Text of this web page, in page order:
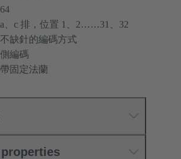
64
a、c 排，位置 1、2……31、32
不缺針的編碼方式
側編碼
帶固定法蘭